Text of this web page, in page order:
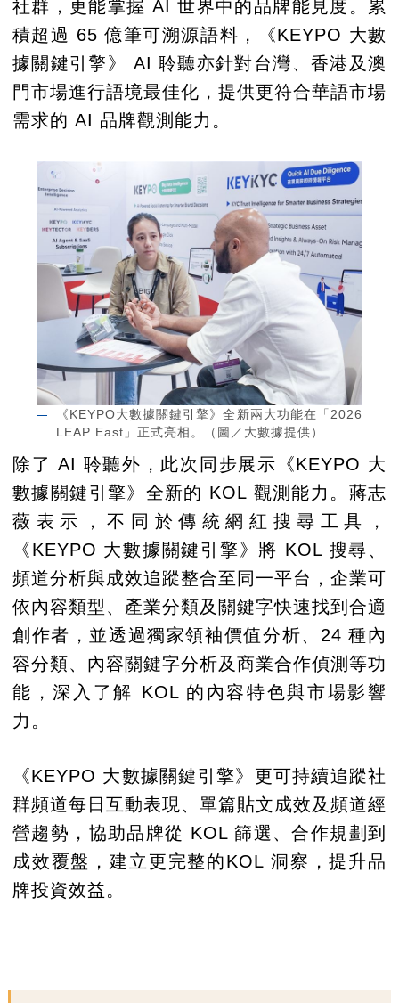
社群，更能掌握 AI 世界中的品牌能見度。累
積超過 65 億筆可溯源語料，《KEYPO 大數
據關鍵引擎》 AI 聆聽亦針對台灣、香港及澳
門市場進行語境最佳化，提供更符合華語市場
需求的 AI 品牌觀測能力。
《KEYPO大數據關鍵引擎》全新兩大功能在「2026
LEAP East」正式亮相。（圖／大數據提供）
除了 AI 聆聽外，此次同步展示《KEYPO 大
數據關鍵引擎》全新的 KOL 觀測能力。蔣志
薇表示，不同於傳統網紅搜尋工具，
《KEYPO 大數據關鍵引擎》將 KOL 搜尋、
頻道分析與成效追蹤整合至同一平台，企業可
依內容類型、產業分類及關鍵字快速找到合適
創作者，並透過獨家領袖價值分析、24 種內
容分類、內容關鍵字分析及商業合作偵測等功
能，深入了解 KOL 的內容特色與市場影響
力。
《KEYPO 大數據關鍵引擎》更可持續追蹤社
群頻道每日互動表現、單篇貼文成效及頻道經
營趨勢，協助品牌從 KOL 篩選、合作規劃到
成效覆盤，建立更完整的KOL 洞察，提升品
牌投資效益。